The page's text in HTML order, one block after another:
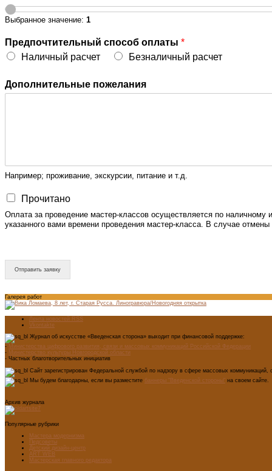
Выбранное значение: 1
Предпочтительный способ оплаты *
Наличный расчет
Безналичный расчет
Дополнительные пожелания
Например; проживание, экскурсии, питание и т.д.
Прочитано
Оплата за проведение мастер-классов осуществляется по
указанного вами времени проведения мастер-класса. В случае
Отправить заявку
Галерея работ
Лента новостей RSS
Vkontakte
Журнал об искусстве «Введенская сторона» выходит при финансовой поддержке:
- Министерства цифрового развития, связи и массовых коммуникаций Российской Федерации
- Министерство культуры Новгородской области
- Частных благотворительных инициатив
Сайт зарегистрирован Федеральной службой по надзору в сфере массовых
Мы будем благодарны, если вы разместите баннеры "Введенской стороны" на своем сайте.
Архив журнала
Популярные рубрики
Мастера модернизма
Педсоветы
Детский дизайн-центр
ART WEB
Мастерская главного редактора